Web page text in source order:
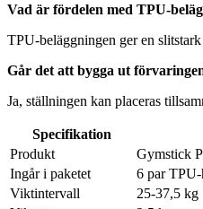
Vad är fördelen med TPU-
TPU-beläggningen ger en
Går det att bygga ut
Ja, ställningen kan placeras
Specifikation
Produkt
Gymstick
Ingår i paketet
6 par TPU-
Viktintervall
25-37,5 kg